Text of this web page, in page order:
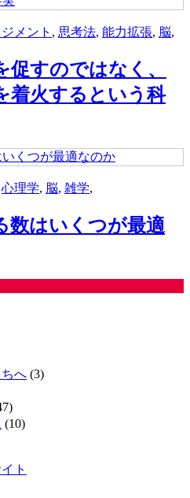
メント , 思考法, 能力拡張, 脳,
促すのではなく、
着火するという科
心理学, 脳, 雑学,
数はいくつが最適
へ (3)
(10)
ト